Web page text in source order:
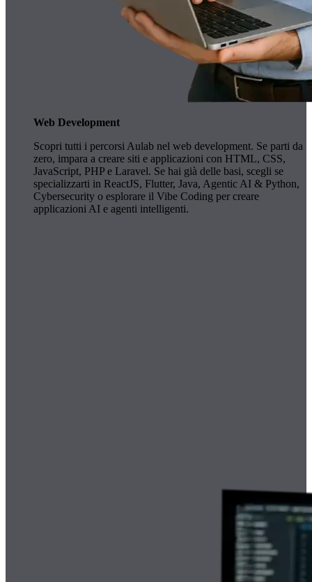
Web Development
Scopri tutti i percorsi Aulab nel web development. Se parti da
zero, impara a creare siti e applicazioni con HTML, CSS,
JavaScript, PHP e Laravel. Se hai già delle basi, scegli se
specializzarti in ReactJS, Flutter, Java, Agentic AI & Python,
Cybersecurity o esplorare il Vibe Coding per creare
applicazioni AI e agenti intelligenti.